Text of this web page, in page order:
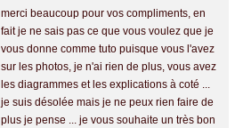
merci beaucoup pour vos compliments, en
fait je ne sais pas ce que vous voulez que je
vous donne comme tuto puisque vous l'avez
sur les photos, je n'ai rien de plus, vous avez
les diagrammes et les explications à coté ...
je suis désolée mais je ne peux rien faire de
plus je pense ... je vous souhaite un très bon